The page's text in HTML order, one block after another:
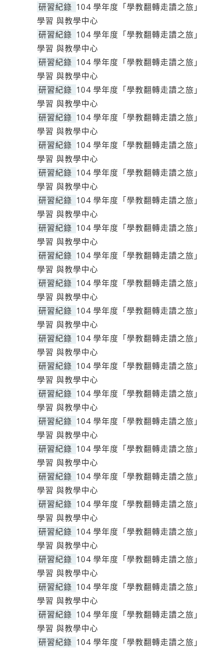
研習紀錄 104 學年度「學教翻轉走讀之旅」
學習 與教學中心
研習紀錄 104 學年度「學教翻轉走讀之旅」
學習 與教學中心
研習紀錄 104 學年度「學教翻轉走讀之旅」
學習 與教學中心
研習紀錄 104 學年度「學教翻轉走讀之旅」
學習 與教學中心
研習紀錄 104 學年度「學教翻轉走讀之旅」
學習 與教學中心
研習紀錄 104 學年度「學教翻轉走讀之旅」
學習 與教學中心
研習紀錄 104 學年度「學教翻轉走讀之旅」
學習 與教學中心
研習紀錄 104 學年度「學教翻轉走讀之旅」
學習 與教學中心
研習紀錄 104 學年度「學教翻轉走讀之旅」
學習 與教學中心
研習紀錄 104 學年度「學教翻轉走讀之旅」
學習 與教學中心
研習紀錄 104 學年度「學教翻轉走讀之旅」
學習 與教學中心
研習紀錄 104 學年度「學教翻轉走讀之旅」
學習 與教學中心
研習紀錄 104 學年度「學教翻轉走讀之旅」
學習 與教學中心
研習紀錄 104 學年度「學教翻轉走讀之旅」
學習 與教學中心
研習紀錄 104 學年度「學教翻轉走讀之旅」
學習 與教學中心
研習紀錄 104 學年度「學教翻轉走讀之旅」
學習 與教學中心
研習紀錄 104 學年度「學教翻轉走讀之旅」
學習 與教學中心
研習紀錄 104 學年度「學教翻轉走讀之旅」
學習 與教學中心
研習紀錄 104 學年度「學教翻轉走讀之旅」
學習 與教學中心
研習紀錄 104 學年度「學教翻轉走讀之旅」
學習 與教學中心
研習紀錄 104 學年度「學教翻轉走讀之旅」
學習 與教學中心
研習紀錄 104 學年度「學教翻轉走讀之旅」
學習 與教學中心
研習紀錄 104 學年度「學教翻轉走讀之旅」
學習 與教學中心
研習紀錄 104 學年度「學教翻轉走讀之旅」